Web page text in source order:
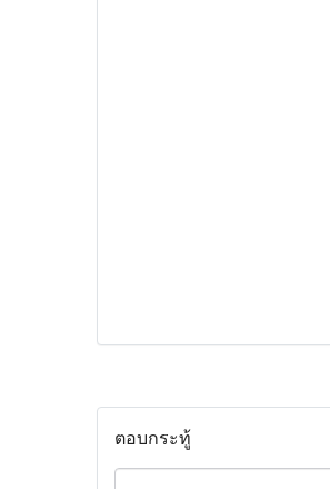
ตอบกระทู้